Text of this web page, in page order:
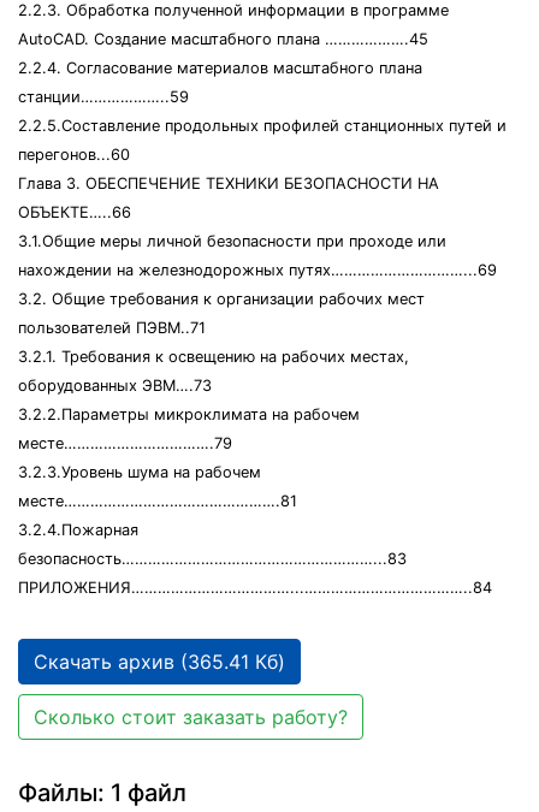
2.2.3. Обработка полученной информации в программе
АutoCAD. Создание масштабного плана ……………….45
2.2.4. Согласование материалов масштабного плана
станции………………..59
2.2.5.Составление продольных профилей станционных путей и
перегонов...60
Глава 3. ОБЕСПЕЧЕНИЕ ТЕХНИКИ БЕЗОПАСНОСТИ НА
ОБЪЕКТЕ…..66
3.1.Общие меры личной безопасности при проходе или
нахождении на железнодорожных путях…………………………...69
3.2. Общие требования к организации рабочих мест
пользователей ПЭВМ..71
3.2.1. Требования к освещению на рабочих местах,
оборудованных ЭВМ….73
3.2.2.Параметры микроклимата на рабочем
месте…………………………….79
3.2.3.Уровень шума на рабочем
месте………………………………………….81
3.2.4.Пожарная
безопасность…………………………………………………...83
ПРИЛОЖЕНИЯ………………………………...………………………………..84
Скачать архив (365.41 Кб)
Сколько стоит заказать работу?
Файлы: 1 файл